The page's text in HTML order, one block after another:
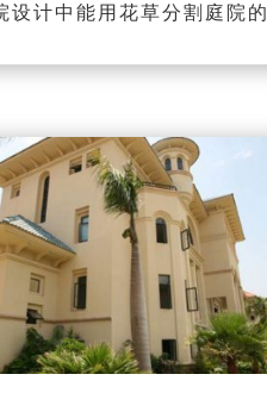
设计中能用花草分割庭院的